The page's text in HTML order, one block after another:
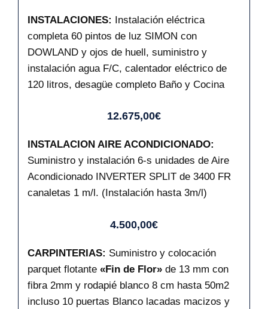
INSTALACIONES: Instalación eléctrica
completa 60 pintos de luz SIMON con
DOWLAND y ojos de huell, suministro y
instalación agua F/C, calentador eléctrico de
120 litros, desagüe completo Baño y Cocina
12.675,00€
INSTALACION AIRE ACONDICIONADO:
Suministro y instalación 6-s unidades de Aire
Acondicionado INVERTER SPLIT de 3400 FR
canaletas 1 m/l. (Instalación hasta 3m/l)
4.500,00€
CARPINTERIAS: Suministro y colocación
parquet flotante «Fin de Flor» de 13 mm con
fibra 2mm y rodapié blanco 8 cm hasta 50m2
incluso 10 puertas Blanco lacadas macizos y